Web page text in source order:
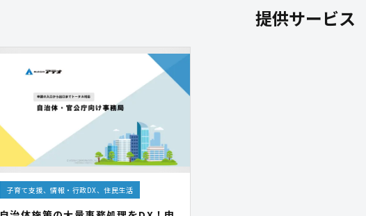
提供サービス
子育て支援、情報・行政DX、住民生活